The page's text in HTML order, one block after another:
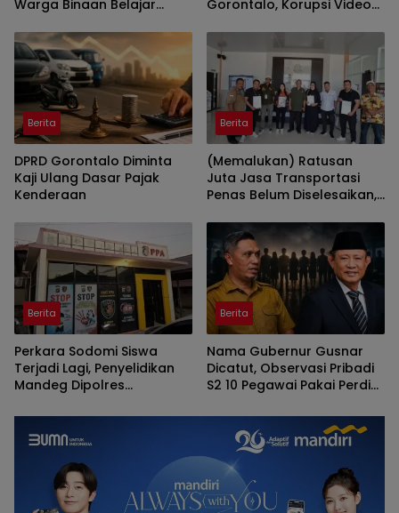
Warga Binaan Belajar
Gorontalo, Korupsi Video
Deprov
Berita
DPRD Gorontalo Diminta
Kaji Ulang Dasar Pajak
Kenderaan
Berita
(Memalukan) Ratusan
Juta Jasa Transportasi
Penas Belum Diselesaikan,
Berita
Perkara Sodomi Siswa
Terjadi Lagi, Penyelidikan
Mandeg Dipolres
Berita
Nama Gubernur Gusnar
Dicatut, Observasi Pribadi
S2 10 Pegawai Pakai Perdis